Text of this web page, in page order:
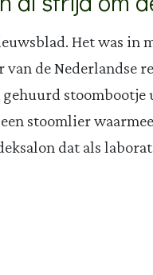
Het was in
de Nederlandse
gehuurd
stoomlier
dat als